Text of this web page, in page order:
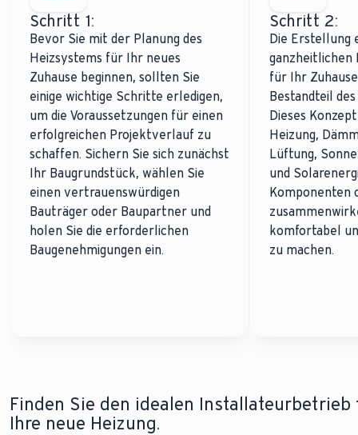
Schritt 1:
Bevor Sie mit der Planung des
Heizsystems für Ihr neues
Zuhause beginnen, sollten Sie
einige wichtige Schritte erledigen,
um die Voraussetzungen für einen
erfolgreichen Projektverlauf zu
schaffen. Sichern Sie sich zunächst
Ihr Baugrundstück, wählen Sie
einen vertrauenswürdigen
Bauträger oder Baupartner und
holen Sie die erforderlichen
Baugenehmigungen ein.
Schritt 2:
Die Erstellung
ganzheitlichen
für Ihr
Bestandteil
Dieses
Heizung,
Lüftung,
und
Komponenten
komfortabel
zu machen.
Finden Sie den idealen Installateurbetrieb
Ihre neue Heizung.